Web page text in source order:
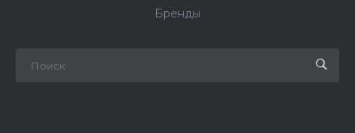
Бренды